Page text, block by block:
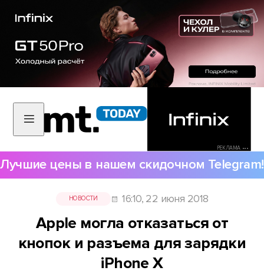
РЕКЛАМА •••
Лучшие цены в нашем скидочном Telegram!
НОВОСТИ 16:10, 22 июня 2018
Apple могла отказаться от
кнопок и разъема для зарядки
iPhone X